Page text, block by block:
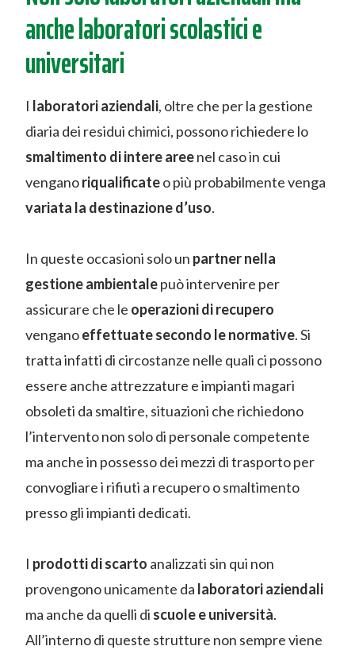
anche laboratori scolastici e
universitari
I laboratori aziendali, oltre che per la gestione
diaria dei residui chimici, possono richiedere lo
smaltimento di intere areenel caso in cui
venganoriqualificateo più probabilmente venga
variata la destinazione d’uso.
In queste occasioni solo un partner nella
gestione ambientalepuò intervenire per
assicurare che le operazioni di recupero
venganoeffettuate secondo le normative. Si
tratta infatti di circostanze nelle quali ci possono
essere anche attrezzature e impianti magari
obsoleti da smaltire, situazioni che richiedono
l’intervento non solo di personale competente
ma anche in possesso dei mezzi di trasporto per
convogliare i rifiuti a recupero o smaltimento
presso gli impianti dedicati.
I prodotti di scarto analizzati sin qui non
provengono unicamente da laboratori aziendali
ma anche da quelli di scuole e università.
All’interno di queste strutture non sempre viene